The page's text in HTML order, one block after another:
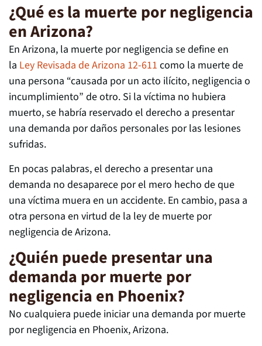
¿Qué es la muerte por negligencia
en Arizona?
En Arizona, la muerte por negligencia se define en
la Ley Revisada de Arizona 12-611 como la muerte de
una persona “causada por un acto ilícito, negligencia o
incumplimiento” de otro. Si la víctima no hubiera
muerto, se habría reservado el derecho a presentar
una demanda por daños personales por las lesiones
sufridas.
En pocas palabras, el derecho a presentar una
demanda no desaparece por el mero hecho de que
una víctima muera en un accidente. En cambio, pasa a
otra persona en virtud de la ley de muerte por
negligencia de Arizona.
¿Quién puede presentar una
demanda por muerte por
negligencia en Phoenix?
No cualquiera puede iniciar una demanda por muerte
por negligencia en Phoenix, Arizona.